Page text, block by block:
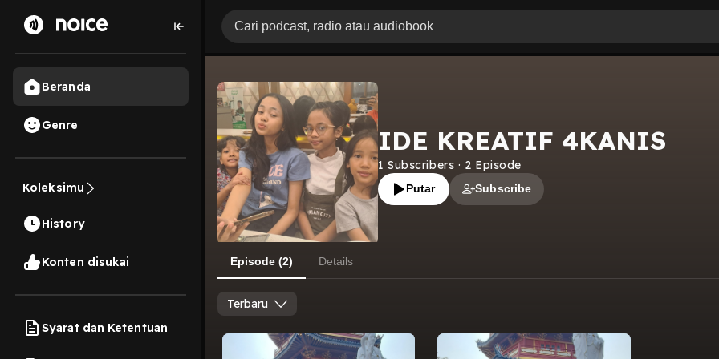
Beranda
Genre
Koleksimu
History
Konten disukai
Syarat dan Ketentuan
IDE KREATIF 4KANIS
1 Subscribers · 2 Episode
Putar Subscribe
Episode (2) Details
Terbaru